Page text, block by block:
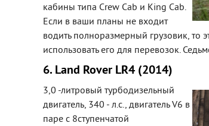
кабины типа Crew Cab и King Cab.
Если в ваши планы не входит
водить полноразмерный грузовик, то
использовать его для перевозок.
6. Land Rover LR4 (2014)
3,0 -литровый турбодизельный
двигатель, 340 - л.с., двигатель V6 в
паре с 8ступенчатой